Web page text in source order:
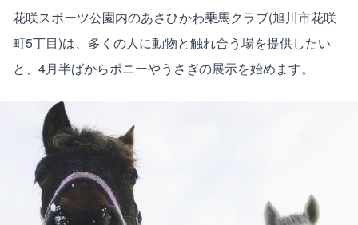
花咲スポーツ公園内のあさひかわ乗馬クラブ(旭川市花咲
町5丁目)は、多くの人に動物と触れ合う場を提供したい
と、4月半ばからポニーやうさぎの展示を始めます。